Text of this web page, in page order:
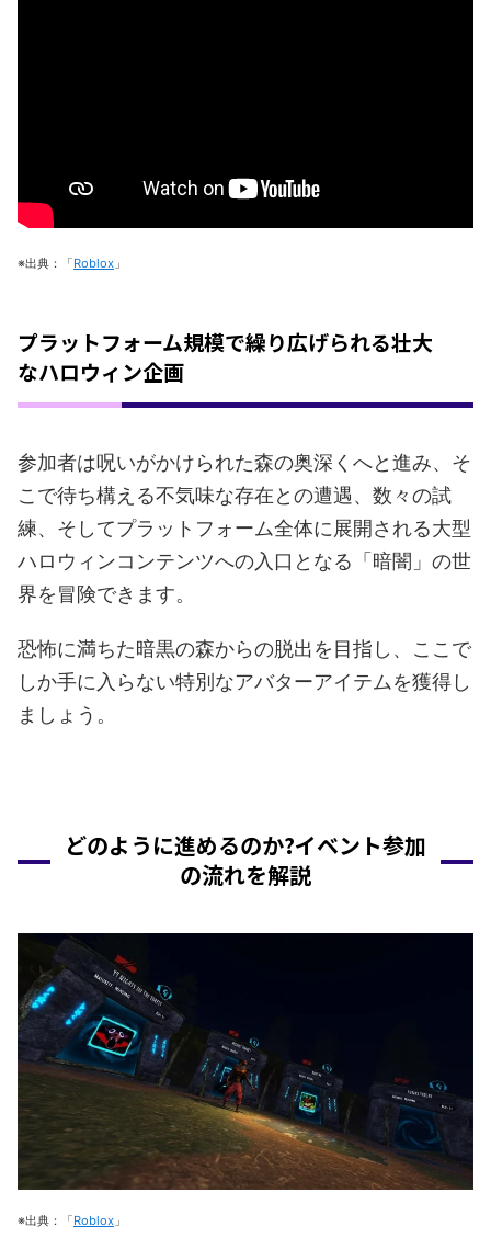
※出典：「Roblox 」
プラットフォーム規模で繰り広げられる壮大
なハロウィン企画
参加者は呪いがかけられた森の奥深くへと進み、そ
こで待ち構える不気味な存在との遭遇、数々の試
練、そしてプラットフォーム全体に展開される大型
ハロウィンコンテンツへの入口となる「暗闇」の世
界を冒険できます。
恐怖に満ちた暗黒の森からの脱出を目指し、ここで
しか手に入らない特別なアバターアイテムを獲得し
ましょう。
どのように進めるのか?イベント参加
の流れを解説
※出典：「Roblox 」